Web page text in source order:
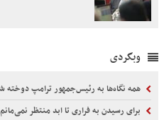
وبگردی
همه نگاه‌ها به رئیس‌جمهور ترامپ
برای رسیدن به فراری تا ابد منتظر نمی‌مانم